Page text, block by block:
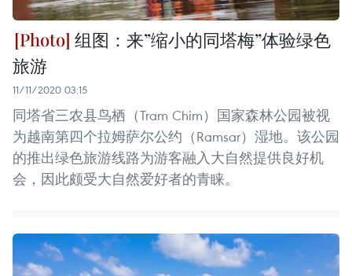
组图：来”缩小的同塔梅”体验绿色
旅游
11/11/2020 03:15
同塔省三农县鸟栖（Tram Chim）国家森林公园被视
为越南第四个拉姆萨尔公约（Ramsar）湿地。该公园
的推出绿色旅游线路为游客融入大自然提供良好机
会，因此颇受大自然爱好者的青睐。